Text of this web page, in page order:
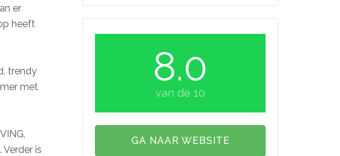
er
heeft
trendy
met
is
8.0
van de 10
GA NAAR WEBSITE